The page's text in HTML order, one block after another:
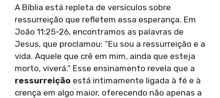
A Bíblia está repleta de versículos sobre
ressurreição que refletem essa esperança. Em
João 11:25-26, encontramos as palavras de
Jesus, que proclamou: “Eu sou a ressurreição e a
vida. Aquele que crê em mim, ainda que esteja
morto, viverá.” Esse ensinamento revela que a
ressurreição está intimamente ligada à fé e à
crença em algo maior, oferecendo não apenas a